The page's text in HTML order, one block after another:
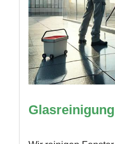
Glasreinigung